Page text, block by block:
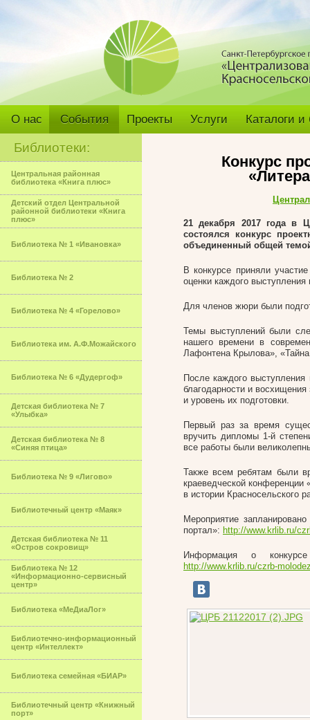
О нас События Проекты Услуги Каталоги
Библиотеки:
Центральная районная
библиотека «Книга плюс»
Детский отдел Центральной
районной библиотеки «Книга
плюс»
Библиотека № 1 «Ивановка»
Библиотека № 2
Библиотека № 4 «Горелово»
Библиотека им. А.Ф.Можайского
Библиотека № 6 «Дудергоф»
Детская библиотека № 7
«Улыбка»
Детская библиотека № 8
«Синяя птица»
Библиотека № 9 «Лигово»
Библиотечный центр «Маяк»
Детская библиотека № 11
«Остров сокровищ»
Библиотека № 12
«Информационно-сервисный
центр»
Библиотека «МеДиаЛог»
Библиотечно-информационный
центр «Интеллект»
Библиотека семейная «БИАР»
Библиотечный центр «Книжный
порт»
Конкурс
21 декабря 2017 года в
состоялся конкурс
объединенный общей
В конкурсе приняли
оценки каждого
Для членов жюри были
Темы выступлений были
нашего времени в
Лафонтена Крылова»,
После каждого
благодарности и
и уровень их подготовки.
Первый раз за время
вручить дипломы 1-й
все работы были
Также всем ребятам были
краеведческой
в истории Красносельского
Мероприятие
портал»: http://www.krlib.ru/
Информация о конкурсе
http://www.krlib.ru/czrb-